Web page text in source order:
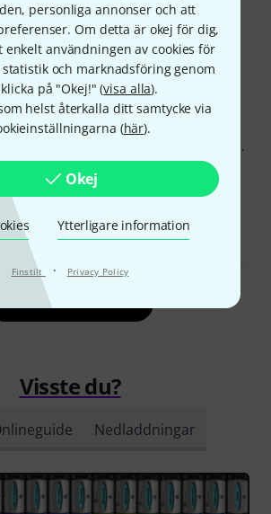
personliga annonser och att
Om detta är okej för dig,
enkelt användningen av cookies för
och marknadsföring genom
på "Okej!" (visa alla).
helst återkalla ditt samtycke via
(här).
Okej
Ytterligare information
Finstilt · Privacy Policy
även år senare, det måste vara
gillar jag det och använder
det ger till ljudet. Den har sitt eget ljud.
breda kurvor är det magnifik och
ANMÄL RECENSION
Läs alla recensioner
Visste du?
Nedladdningar